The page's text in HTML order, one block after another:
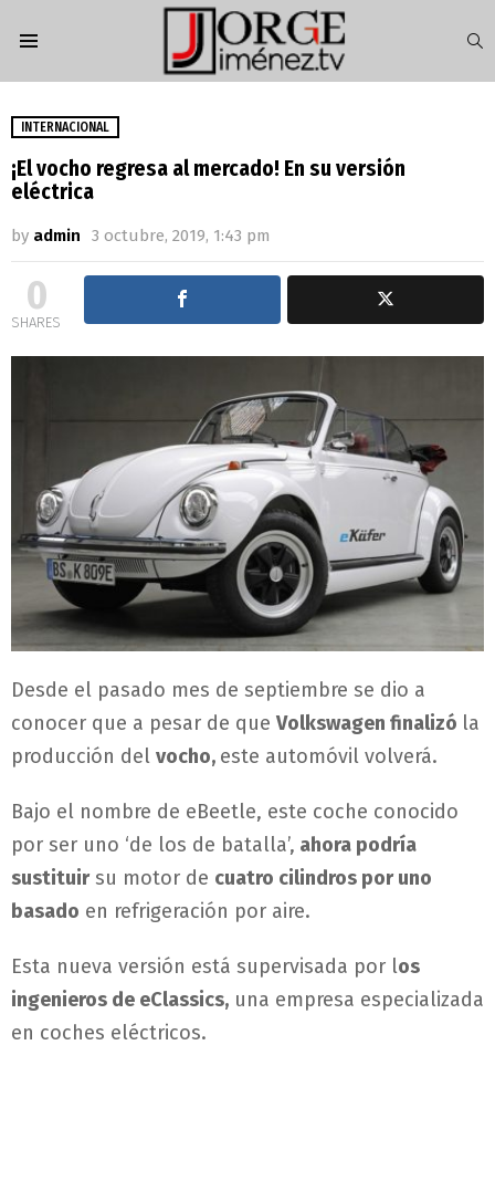
INTERNACIONAL
¡El vocho regresa al mercado! En su versión
eléctrica
by admin 3 octubre, 2019, 1:43 pm
0
SHARES
Desde el pasado mes de septiembre se dio a
conocer que a pesar de que Volkswagen finalizó la
producción del vocho, este automóvil volverá.
Bajo el nombre de eBeetle, este coche conocido
por ser uno ‘de los de batalla’, ahora podría
sustituirsu motor de cuatro cilindros por uno
basado en refrigeración por aire.
Esta nueva versión está supervisada por los
ingenieros de eClassics, una empresa especializada
en coches eléctricos.